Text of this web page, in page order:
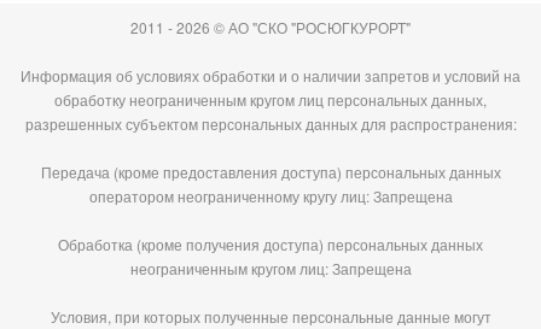
2011 - 2026 © АО "СКО "РОСЮГКУРОРТ"
Информация об условиях обработки и о наличии запретов и условий на
обработку неограниченным кругом лиц персональных данных,
разрешенных субъектом персональных данных для распространения:
Передача (кроме предоставления доступа) персональных данных
оператором неограниченному кругу лиц: Запрещена
Обработка (кроме получения доступа) персональных данных
неограниченным кругом лиц: Запрещена
Условия, при которых полученные персональные данные могут